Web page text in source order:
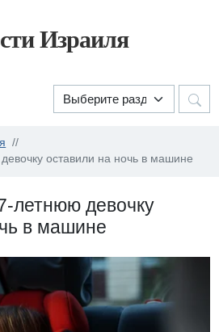
Израиля
оставили на ночь в машине
летнюю девочку
в машине